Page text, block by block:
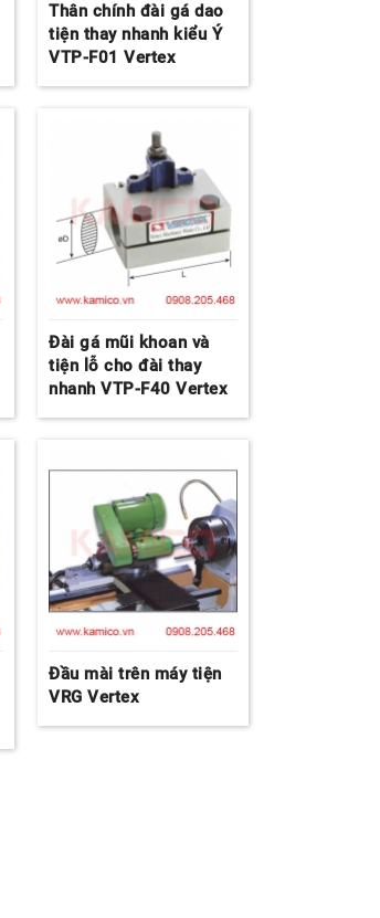
Thân chính đài gá dao
tiện thay nhanh kiểu Ý
VTP-F01 Vertex
Đài gá mũi khoan và
tiện lỗ cho đài thay
nhanh VTP-F40 Vertex
Đầu mài trên máy tiện
VRG Vertex